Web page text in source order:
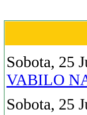
Sobota, 25
VABILO
Sobota, 25